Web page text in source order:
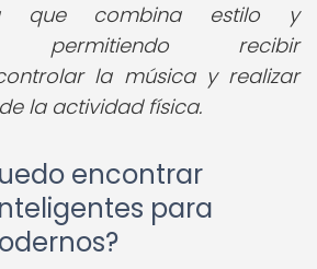
que combina estilo y
permitiendo recibir
la música y realizar
la actividad física.
encontrar
para